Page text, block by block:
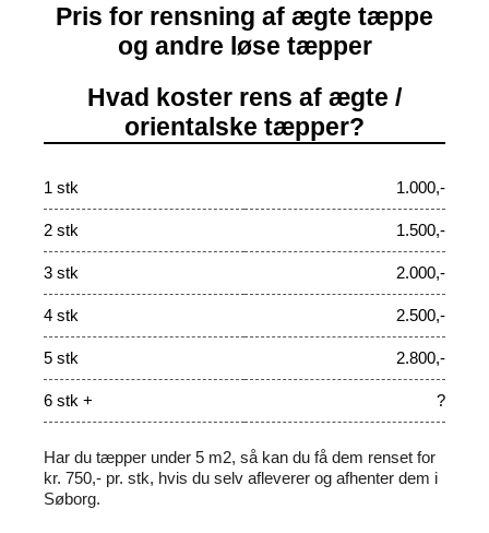
Pris for rensning af ægte tæppe
og andre løse tæpper
Hvad koster rens af ægte /
orientalske tæpper?
1 stk 1.000,-
2 stk 1.500,-
3 stk 2.000,-
4 stk 2.500,-
5 stk 2.800,-
6 stk + ?
Har du tæpper under 5 m2, så kan du få dem renset for
kr. 750,- pr. stk, hvis du selv afleverer og afhenter dem i
Søborg.